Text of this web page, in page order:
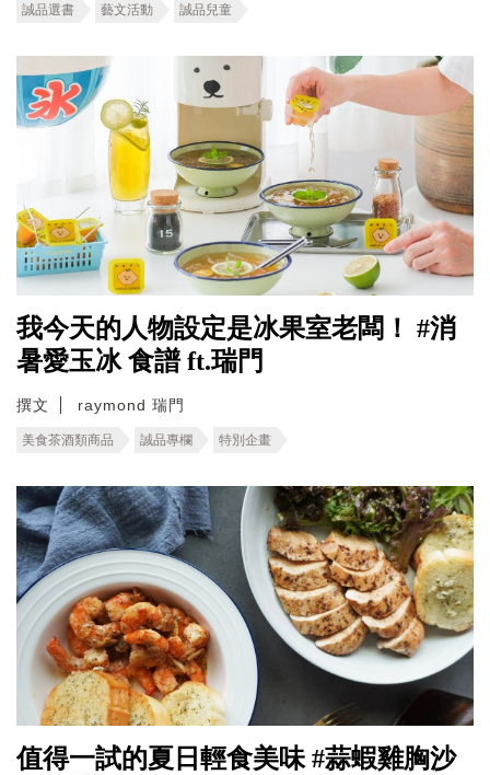
誠品選書 藝文活動 誠品兒童
我今天的人物設定是冰果室老闆！ #消
暑愛玉冰 食譜 ft.瑞門
撰文 raymond 瑞門
美食茶酒類商品 誠品專欄 特別企畫
值得一試的夏日輕食美味 #蒜蝦雞胸沙